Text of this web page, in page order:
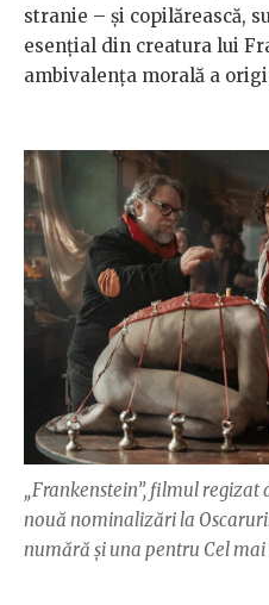
stranie – și copilărească,
esențial din creatura lui
ambivalența morală a
„Frankenstein”, filmul
nouă nominalizări la
numără și una pentru Cel